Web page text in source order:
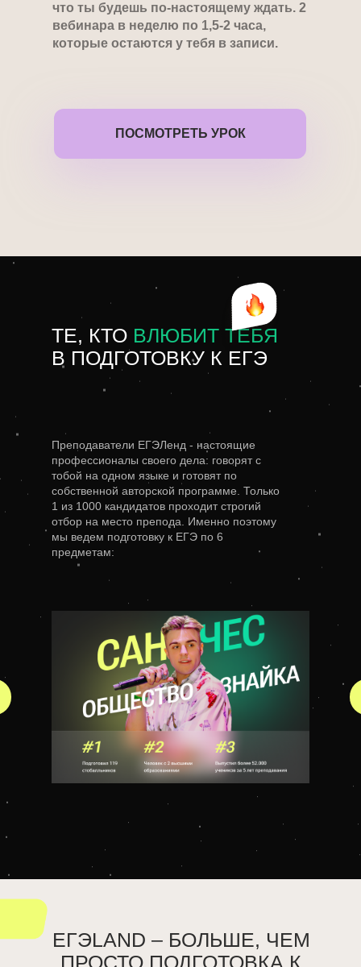
что ты будешь по-настоящему ждать. 2
вебинара в неделю по 1,5-2 часа,
которые остаются у тебя в записи.
ПОСМОТРЕТЬ УРОК
ТЕ, КТО ВЛЮБИТ ТЕБЯ
В ПОДГОТОВКУ К ЕГЭ
Преподаватели ЕГЭЛенд - настоящие
профессионалы своего дела: говорят с
тобой на одном языке и готовят по
собственной авторской программе. Только
1 из 1000 кандидатов проходит строгий
отбор на место препода. Именно поэтому
мы ведем подготовку к ЕГЭ по 6
предметам:
ЕГЭLAND – БОЛЬШЕ, ЧЕМ
ПРОСТО ПОДГОТОВКА К